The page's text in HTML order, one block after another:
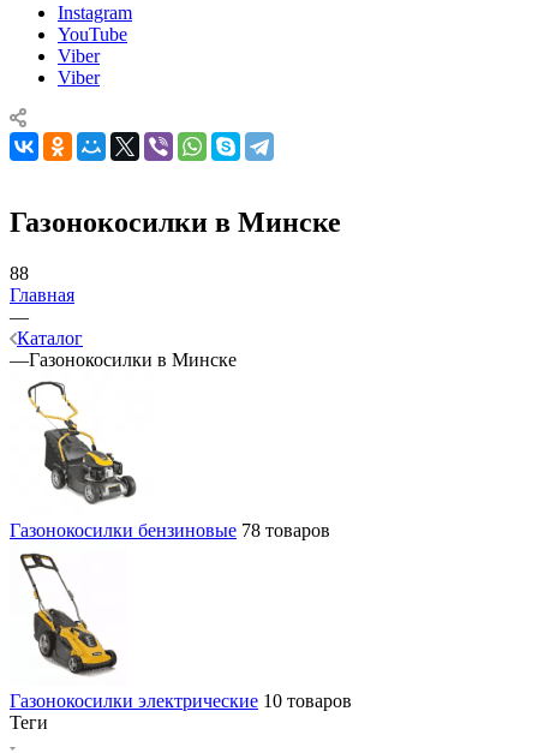
Instagram
YouTube
Viber
Viber
Газонокосилки в Минске
88
Главная
—
Каталог
—Газонокосилки в Минске
Газонокосилки бензиновые 78 товаров
Газонокосилки электрические 10 товаров
Теги